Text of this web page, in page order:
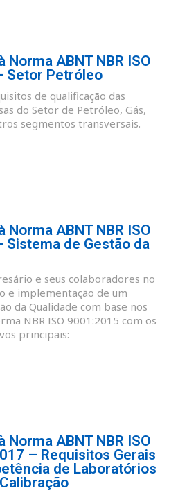
Norma ABNT NBR ISO
Setor Petróleo
de qualificação das
do Setor de Petróleo, Gás,
segmentos transversais.
Norma ABNT NBR ISO
Sistema de Gestão da
e seus colaboradores no
e implementação de um
da Qualidade com base nos
NBR ISO 9001:2015 com os
principais:
Norma ABNT NBR ISO
– Requisitos Gerais
de Laboratórios